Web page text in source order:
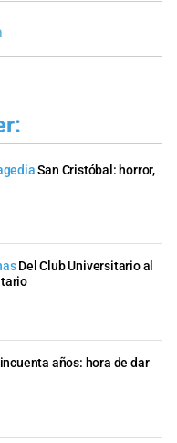
San Cristóbal: horror,
Del Club Universitario al
años: hora de dar